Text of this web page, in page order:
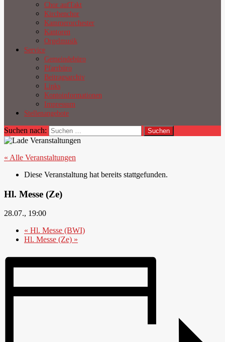
Chor aufTakt
Kirchenchor
Kammerorchester
Kantoren
Orgelmusik
Service
Gemeindebüro
Pfarrbüro
Beitragsarchiv
Links
Kontoinformationen
Impressum
Stellenangebote
Suchen nach:
« Alle Veranstaltungen
Diese Veranstaltung hat bereits stattgefunden.
Hl. Messe (Ze)
28.07., 19:00
« Hl. Messe (BWI)
Hl. Messe (Ze) »